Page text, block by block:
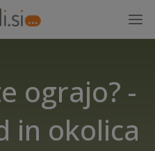
ograjo? -
in okolica